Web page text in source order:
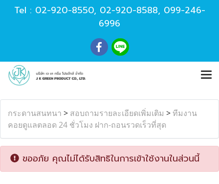
Tel : 02-920-8550, 02-920-8588, 099-246-
6996
กระดานสนทนา > สอบถามรายละเอียดเพิ่มเติม >ทีมงาน
คอยดูแลตลอด 24 ชั่วโมง ฝาก-ถอนรวดเร็วที่สุด
ขออภัย คุณไม่ได้รับสิทธิในการเข้าใช้งานในส่วนนี้